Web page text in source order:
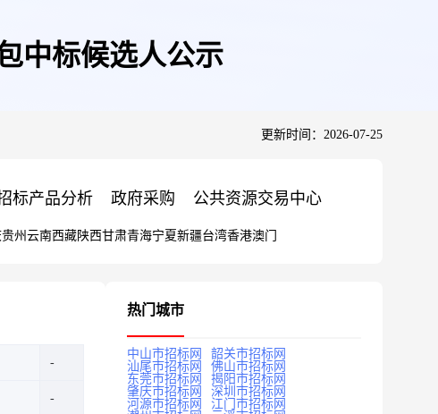
中标候选人公示
更新时间：2026-07-25
标产品分析 政府采购 公共资源交易中心
贵州 云南西藏陕西甘肃青海宁夏新疆台湾香港澳门
热门城市
中山市招标网
韶关市招标网
汕尾市招标网
佛山市招标网
东莞市招标网
揭阳市招标网
肇庆市招标网
深圳市招标网
河源市招标网
江门市招标网